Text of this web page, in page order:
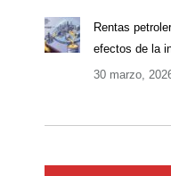
Rentas
efectos de la
30 marzo,